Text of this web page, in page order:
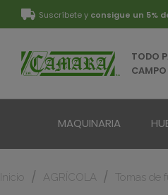
Suscríbete y consigue un 5%
TODO
MAQUINARIA
Inicio AGRÍCOLA Tomas de